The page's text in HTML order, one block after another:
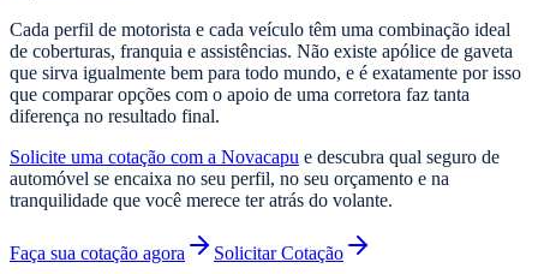
Cada perfil de motorista e cada veículo têm uma combinação ideal
de coberturas, franquia e assistências. Não existe apólice de gaveta
que sirva igualmente bem para todo mundo, e é exatamente por isso
que comparar opções com o apoio de uma corretora faz tanta
diferença no resultado final.
Solicite uma cotação com a Novacapu e descubra qual seguro de
automóvel se encaixa no seu perfil, no seu orçamento e na
tranquilidade que você merece ter atrás do volante.
Faça sua cotação agora Solicitar Cotação